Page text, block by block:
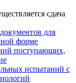
сдача
для
форме
поступающих,
испытаний с